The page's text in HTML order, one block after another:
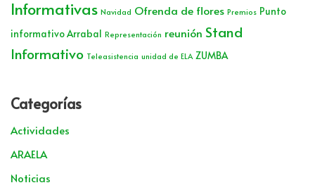
Informativas Navidad Ofrenda de flores Premios Punto
informativo Arrabal Representación reunión Stand
Informativo Teleasistencia unidad de ELA ZUMBA
Categorías
Actividades
ARAELA
Noticias